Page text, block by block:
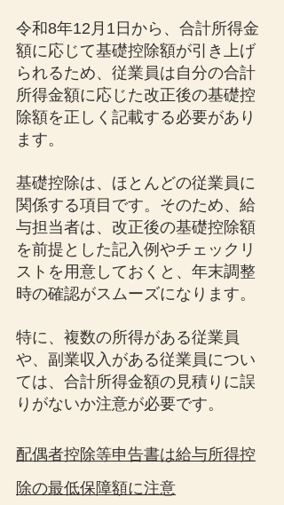
令和8年12月1日から、合計所得金
額に応じて基礎控除額が引き上げ
られるため、従業員は自分の合計
所得金額に応じた改正後の基礎控
除額を正しく記載する必要があり
ます。
基礎控除は、ほとんどの従業員に
関係する項目です。そのため、給
与担当者は、改正後の基礎控除額
を前提とした記入例やチェックリ
ストを用意しておくと、年末調整
時の確認がスムーズになります。
特に、複数の所得がある従業員
や、副業収入がある従業員につい
ては、合計所得金額の見積りに誤
りがないか注意が必要です。
配偶者控除等申告書は給与所得控
除の最低保障額に注意